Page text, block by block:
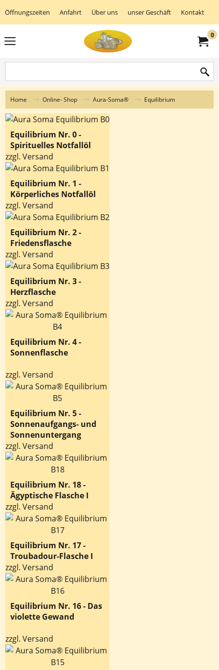
Öffnungszeiten Anfahrt Über uns unser Geschäft Kontakt
0
Home Online- Shop Aura-Soma® Equilibrium
Equilibrium Nr. 0 -
Spirituelles Notfallöl
zzgl. Versand
Equilibrium Nr. 1 -
Körperliches Notfallöl
zzgl. Versand
Equilibrium Nr. 2 -
Friedensflasche
zzgl. Versand
Equilibrium Nr. 3 -
Herzflasche
zzgl. Versand
Equilibrium Nr. 4 -
Sonnenflasche
zzgl. Versand
Equilibrium Nr. 5 -
Sonnenaufgangs- und
Sonnenuntergang
zzgl. Versand
Equilibrium Nr. 18 -
Ägyptische Flasche I
zzgl. Versand
Equilibrium Nr. 17 -
Troubadour-Flasche I
zzgl. Versand
Equilibrium Nr. 16 - Das
violette Gewand
zzgl. Versand